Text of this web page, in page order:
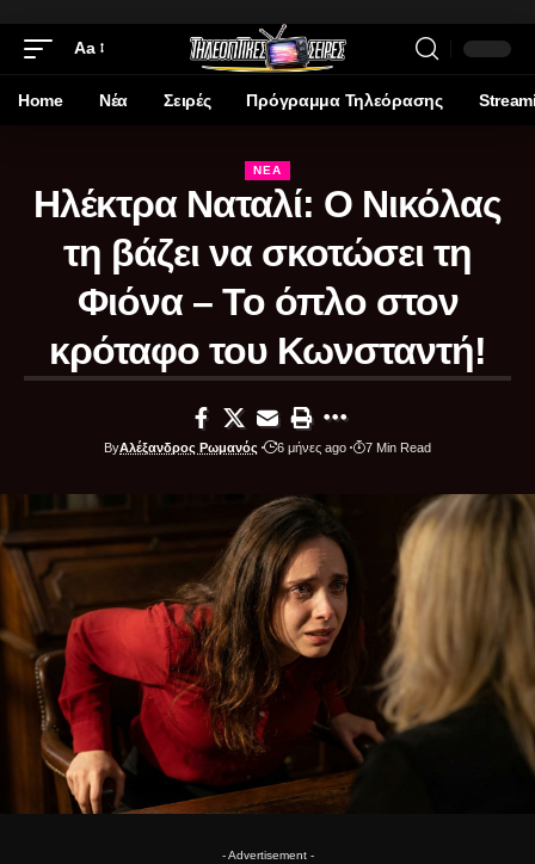
Aa
Home Νέα Σειρές Πρόγραμμα Τηλεόρασης
ΝΈΑ
Ηλέκτρα Ναταλί: Ο Νικόλας
τη βάζει να σκοτώσει τη
Φιόνα – Το όπλο στον
κρόταφο του Κωνσταντή!
ByΑλέξανδρος Ρωμανός 6 μήνες ago 7 Min Read
- Advertisement -